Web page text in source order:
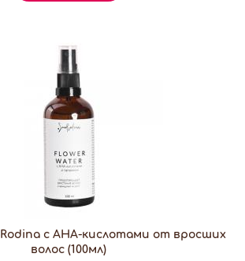
с AHA-кислотами от вросших
волос (100мл)